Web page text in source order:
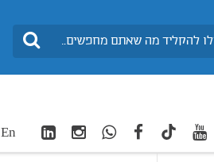
חיפוש
youtube
TikTok
facebook
WhatsApp
Instagram
LinkedIn
En